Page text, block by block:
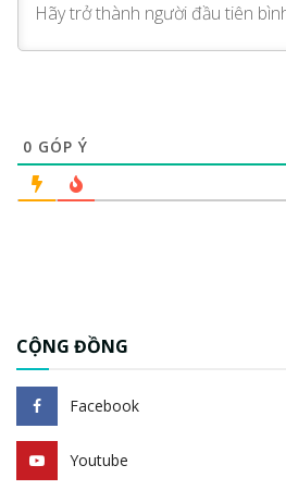
0 GÓP Ý
CỘNG ĐỒNG
Facebook
Youtube